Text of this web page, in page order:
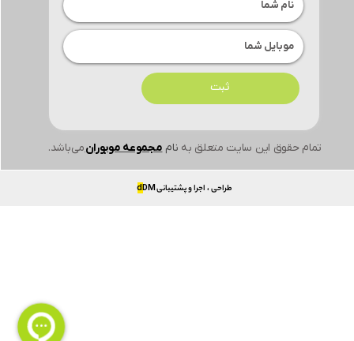
تمام حقوق این سایت متعلق به نام مجموعه موبورانمی‌باشد.
ثبت
طراحی ، اجرا و پشتیبانی dDM